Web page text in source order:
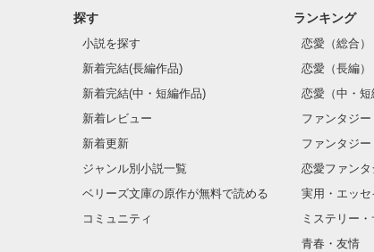
母娘合作で
探す
小説を探す
新着完結(長編作品)
新着完結(中・短編作品)
新着レビュー
新着更新
ジャンル別小説一覧
ベリーズ文庫の原作が無料で読める
コミュニティ
ランキング
恋愛（総合）
恋愛（長編）
恋愛（中・短
ファンタジー
ファンタジー
恋愛ファンタ
実用・エッセ
ミステリー
青春・友情